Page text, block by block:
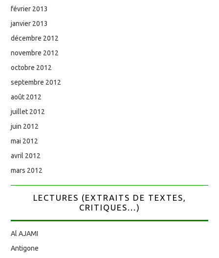
février 2013
janvier 2013
décembre 2012
novembre 2012
octobre 2012
septembre 2012
août 2012
juillet 2012
juin 2012
mai 2012
avril 2012
mars 2012
LECTURES (EXTRAITS DE TEXTES,
CRITIQUES...)
Al AJAMI
Antigone